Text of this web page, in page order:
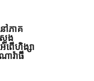
ៅភាគ
សួង
ពើហិង្សា
ារ៉ាធី